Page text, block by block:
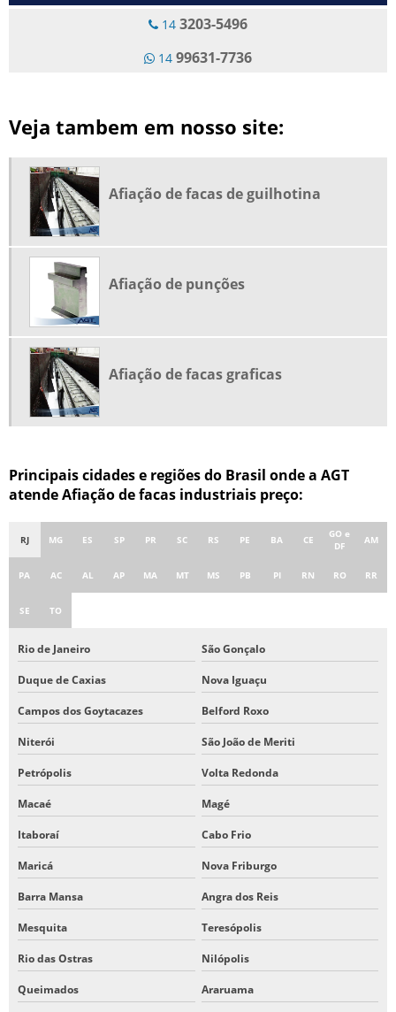
FERRAMENTAS DE DOBRA
GUILHOTINA DE CORTAS CHAPAS
LAMINAS DE CORTE
LAMINAS DE CORTE ROTATIVAS
MATRIZ DE DOBRA
MATRIZ DE DOBRADEIRA
PLAINA DE MESA FRESADORA
PRENSA VIRADEIRA
PRISMA DE DOBRA
PRISMA PARA DOBRADEIRA DE CHAPAS
PUNÇÃO DE DOBRA
RETIFICA DE FACAS INDUSTRIAIS
RETIFICA PARA FACAS DE MOINHO
SERVIÇO DE FRESAMENTO
USINAGEM LONGA
USINAR PARTES DE MAQUINAS
CORTE E CONFORMAÇÃO DE METAIS
ESTAMPAGEM DE CHAPAS DE AÇO
FACAS INDUSTRIAIS
FACA CHAPA
USINAGEM EM PLAINA DE MESA
VIRADEIRA DE CHAPA INDUSTRIAL
14 3203-5496
14 99631-7736
Veja tambem em nosso site:
Afiação de facas de guilhotina
Afiação de punções
Afiação de facas graficas
Principais cidades e regiões do Brasil onde a AGT
atende Afiação de facas industriais preço:
RJ MG ES SP PR SC RS PE BA CE
GO e
DF
AM
PA AC AL AP MA MT MS PB PI RN RO RR
SE TO
Rio de Janeiro São Gonçalo
Duque de Caxias Nova Iguaçu
Campos dos Goytacazes Belford Roxo
Niterói São João de Meriti
Petrópolis Volta Redonda
Macaé Magé
Itaboraí Cabo Frio
Maricá Nova Friburgo
Barra Mansa Angra dos Reis
Mesquita Teresópolis
Rio das Ostras Nilópolis
Queimados Araruama